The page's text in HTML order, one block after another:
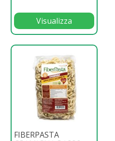
Visualizza
FIBERPASTA